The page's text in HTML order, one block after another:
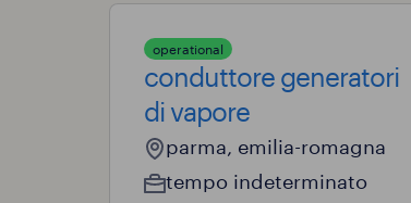
operational
conduttore generatori
di vapore
parma, emilia-romagna
tempo indeterminato